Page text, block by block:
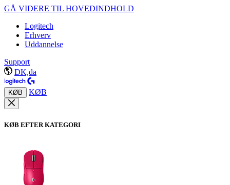
GÅ VIDERE TIL HOVEDINDHOLD
Logitech
Erhverv
Uddannelse
Support
DK,da
KØB KØB
KØB EFTER KATEGORI